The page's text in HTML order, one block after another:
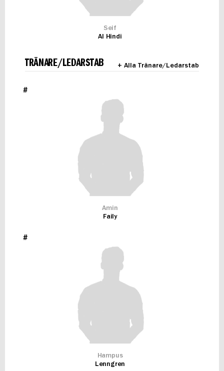
Seif
Al Hindi
TRÄNARE/LEDARSTAB + Alla Tränare/Ledarstab
#
Amin
Faily
#
Hampus
Lenngren